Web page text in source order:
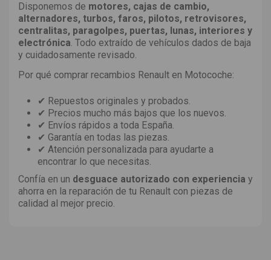
Disponemos de motores, cajas de cambio,
alternadores, turbos, faros, pilotos, retrovisores,
centralitas, paragolpes, puertas, lunas, interiores y
electrónica. Todo extraído de vehículos dados de baja
y cuidadosamente revisado.
Por qué comprar recambios Renault en Motocoche:
✔ Repuestos originales y probados.
✔ Precios mucho más bajos que los nuevos.
✔ Envíos rápidos a toda España.
✔ Garantía en todas las piezas.
✔ Atención personalizada para ayudarte a
encontrar lo que necesitas.
Confía en un desguace autorizado con experiencia y
ahorra en la reparación de tu Renault con piezas de
calidad al mejor precio.